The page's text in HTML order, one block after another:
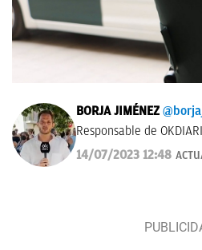
BORJA JIMÉNEZ
Responsable de
14/07/2023 12:48